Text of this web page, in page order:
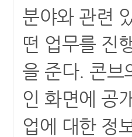
분야와 관련
떤 업무를 진
을 준다. 콘브
인 화면에 공
업에 대한 정